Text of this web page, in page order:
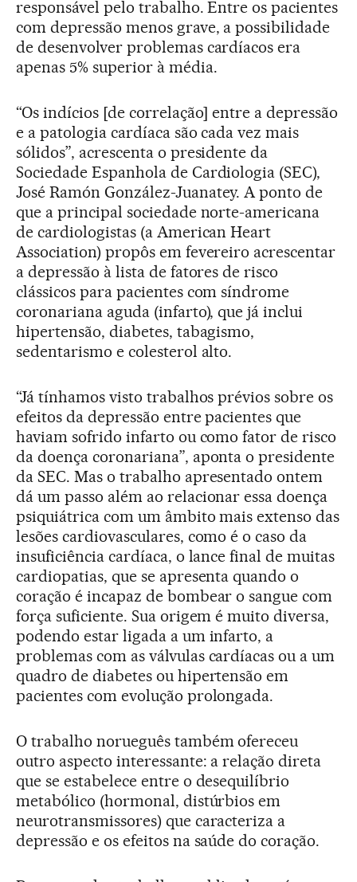
responsável pelo trabalho. Entre os pacientes
com depressão menos grave, a possibilidade
de desenvolver problemas cardíacos era
apenas 5% superior à média.
“Os indícios [de correlação] entre a depressão
e a patologia cardíaca são cada vez mais
sólidos”, acrescenta o presidente da
Sociedade Espanhola de Cardiologia (SEC),
José Ramón González-Juanatey. A ponto de
que a principal sociedade norte-americana
de cardiologistas (a American Heart
Association) propôs em fevereiro acrescentar
a depressão à lista de fatores de risco
clássicos para pacientes com síndrome
coronariana aguda (infarto), que já inclui
hipertensão, diabetes, tabagismo,
sedentarismo e colesterol alto.
“Já tínhamos visto trabalhos prévios sobre os
efeitos da depressão entre pacientes que
haviam sofrido infarto ou como fator de risco
da doença coronariana”, aponta o presidente
da SEC. Mas o trabalho apresentado ontem
dá um passo além ao relacionar essa doença
psiquiátrica com um âmbito mais extenso das
lesões cardiovasculares, como é o caso da
insuficiência cardíaca, o lance final de muitas
cardiopatias, que se apresenta quando o
coração é incapaz de bombear o sangue com
força suficiente. Sua origem é muito diversa,
podendo estar ligada a um infarto, a
problemas com as válvulas cardíacas ou a um
quadro de diabetes ou hipertensão em
pacientes com evolução prolongada.
O trabalho norueguês também ofereceu
outro aspecto interessante: a relação direta
que se estabelece entre o desequilíbrio
metabólico (hormonal, distúrbios em
neurotransmissores) que caracteriza a
depressão e os efeitos na saúde do coração.